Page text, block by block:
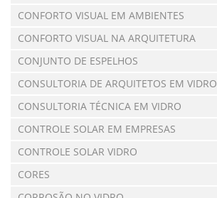
CONFORTO VISUAL EM AMBIENTES
CONFORTO VISUAL NA ARQUITETURA
CONJUNTO DE ESPELHOS
CONSULTORIA DE ARQUITETOS EM VIDRO
CONSULTORIA TÉCNICA EM VIDRO
CONTROLE SOLAR EM EMPRESAS
CONTROLE SOLAR VIDRO
CORES